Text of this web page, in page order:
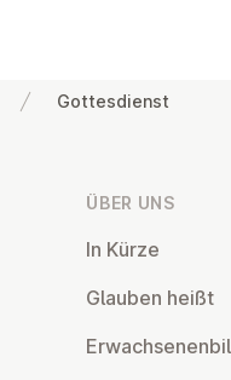
Gottesdienst
ÜBER UNS
In Kürze
Glauben heißt